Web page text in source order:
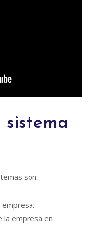
son:
la empresa en